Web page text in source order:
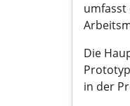
umfasst
Die
in der